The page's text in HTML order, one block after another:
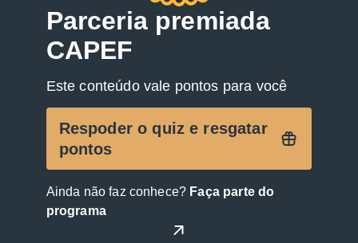
Parceria premiada
CAPEF
Este conteúdo vale pontos para você
Respoder o quiz e resgatar
pontos
Ainda não faz conhece? Faça parte do
programa